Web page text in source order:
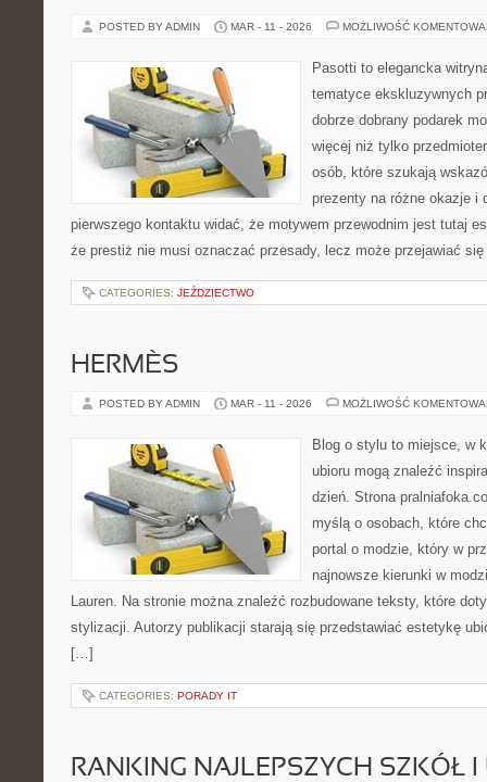
POSTED BY ADMIN MAR - 11 - 2026 MOŻLIWOŚĆ
Pasotti to elegancka
tematyce ekskluzywnych
dobrze dobrany podarek
więcej niż tylko
osób, które szukają
prezenty na różne okazje i
pierwszego kontaktu widać, że motywem przewodnim jest tutaj
że prestiż nie musi oznaczać przesady, lecz może przejawiać
CATEGORIES: JEŹDZIECTWO
HERMÈS
POSTED BY ADMIN MAR - 11 - 2026 MOŻLIWOŚĆ
Blog o stylu to miejsce, w
ubioru mogą znaleźć
dzień. Strona
myślą o osobach, które
portal o modzie, który w
najnowsze kierunki w
Lauren. Na stronie można znaleźć rozbudowane teksty, które
stylizacji. Autorzy publikacji starają się przedstawiać estetykę
[…]
CATEGORIES: PORADY IT
RANKING NAJLEPSZYCH SZKÓŁ I